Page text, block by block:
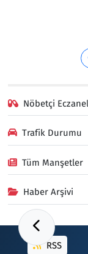
Nöbetçi
Trafik Durumu
Tüm Manşetler
Haber Arşivi
RSS